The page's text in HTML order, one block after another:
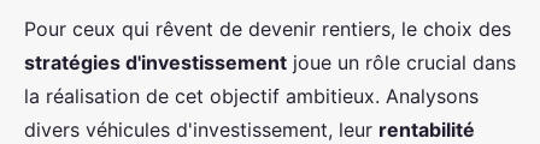
Pour ceux qui rêvent de devenir rentiers, le choix des
stratégies d'investissement joue un rôle crucial dans
la réalisation de cet objectif ambitieux. Analysons
divers véhicules d'investissement, leur rentabilité